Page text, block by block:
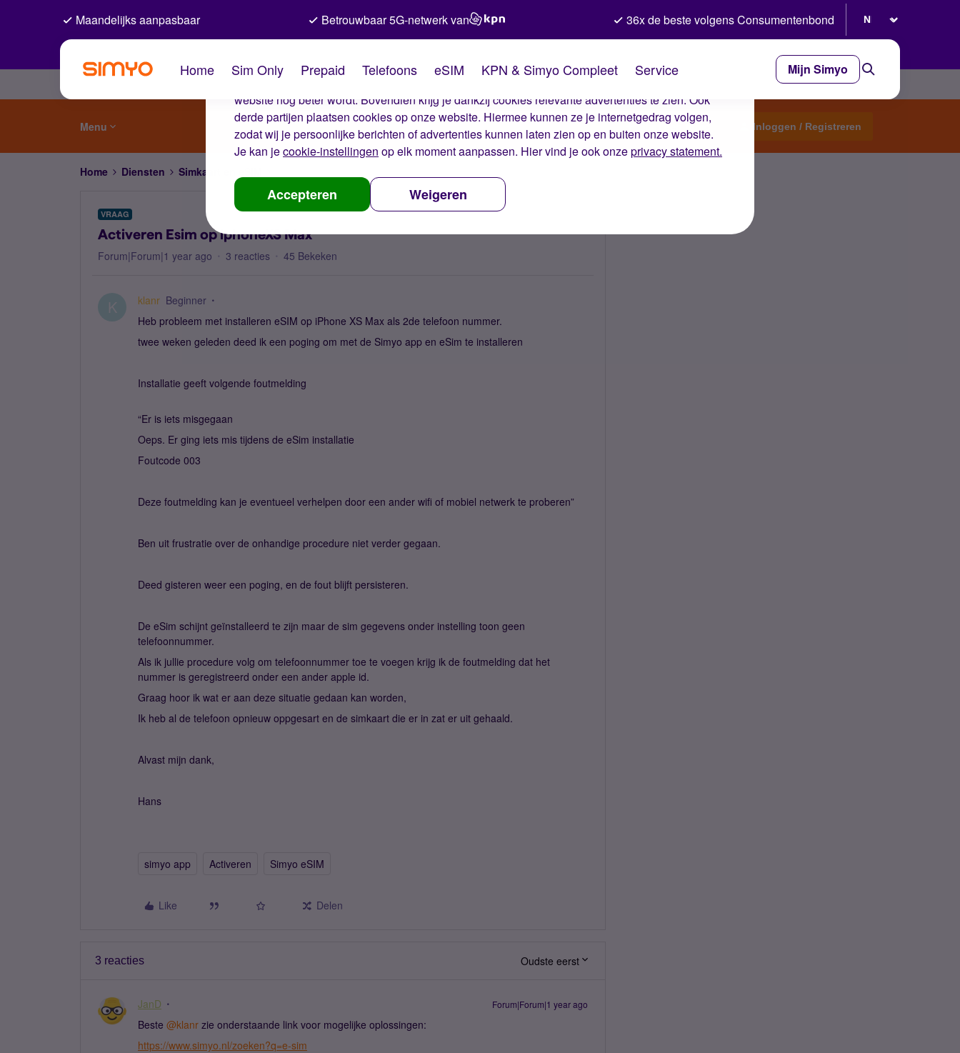
De cookies van Simyo
Wij gebruiken cookies op onze website. Met deze cookies zorgen wij ervoor dat je ervaring op de
website nog beter wordt. Bovendien krijg je dankzij cookies relevante advertenties te zien. Ook
derde partijen plaatsen cookies op onze website. Hiermee kunnen ze je internetgedrag volgen,
zodat wij je persoonlijke berichten of advertenties kunnen laten zien op en buiten onze website.
Je kan jecookie-instellingen op elk moment aanpassen. Hier vind je ook onzeprivacy statement.
Accepteren Weigeren
Maandelijks aanpasbaar Betrouwbaar 5G-netwerk van 36x de beste volgens Consumentenbond
Home Sim Only Prepaid Telefoons eSIM KPN & Simyo Compleet Service Mijn Simyo
Menu Start een topic Inloggen / Registreren
Home Diensten Simkaart en eSIM
VRAAG
Activeren Esim op iphoneXS Max
Forum|Forum|1 year ago 3 reacties 45 Bekeken
K klanr Beginner
Heb probleem met installeren eSIM op iPhone XS Max als 2de telefoon nummer.
twee weken geleden deed ik een poging om met de Simyo app en eSim te installeren
Installatie geeft volgende foutmelding
“Er is iets misgegaan
Oeps. Er ging iets mis tijdens de eSim installatie
Foutcode 003
Deze foutmelding kan je eventueel verhelpen door een ander wifi of mobiel netwerk te proberen”
Ben uit frustratie over de onhandige procedure niet verder gegaan.
Deed gisteren weer een poging, en de fout blijft persisteren.
De eSim schijnt geïnstalleerd te zijn maar de sim gegevens onder instelling toon geen
telefoonnummer.
Als ik jullie procedure volg om telefoonnummer toe te voegen krijg ik de foutmelding dat het
nummer is geregistreerd onder een ander apple id.
Graag hoor ik wat er aan deze situatie gedaan kan worden,
Ik heb al de telefoon opnieuw oppgesart en de simkaart die er in zat er uit gehaald.
Alvast mijn dank,
Hans
simyo app Activeren Simyo eSIM
Like Delen
3 reacties Oudste eerst
JanD Forum|Forum|1 year ago
Beste ​ @klanr zie onderstaande link voor mogelijke oplossingen:
https://www.simyo.nl/zoeken?q=e-sim